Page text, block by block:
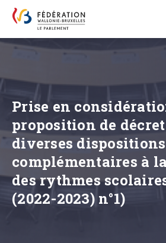
Prise en
proposition de
diverses dispositions
complémentaires à
des rythmes
(2022-2023) n°1)